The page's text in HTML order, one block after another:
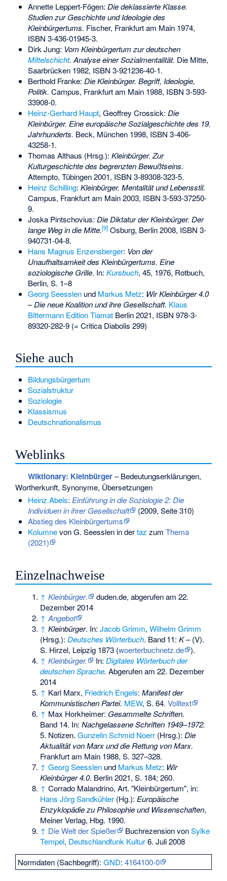
Annette Leppert-Fögen: Die deklassierte Klasse.
Studien zur Geschichte und Ideologie des
Kleinbürgertums. Fischer, Frankfurt am Main 1974,
ISBN 3-436-01945-3.
Dirk Jung: Vom Kleinbürgertum zur deutschen
Mittelschicht. Analyse einer Sozialmentalität. Die Mitte,
Saarbrücken 1982, ISBN 3-921236-40-1.
Berthold Franke: Die Kleinbürger. Begriff, Ideologie,
Politik. Campus, Frankfurt am Main 1988, ISBN 3-593-
33908-0.
Heinz-Gerhard Haupt, Geoffrey Crossick: Die
Kleinbürger. Eine europäische Sozialgeschichte des 19.
Jahrhunderts. Beck, München 1998, ISBN 3-406-
43258-1.
Thomas Althaus (Hrsg.): Kleinbürger. Zur
Kulturgeschichte des begrenzten Bewußtseins.
Attempto, Tübingen 2001, ISBN 3-89308-323-5.
Heinz Schilling: Kleinbürger. Mentalität und Lebensstil.
Campus, Frankfurt am Main 2003, ISBN 3-593-37250-
9.
Joska Pintschovius: Die Diktatur der Kleinbürger. Der
lange Weg in die Mitte.[9]Osburg, Berlin 2008, ISBN 3-
940731-04-8.
Hans Magnus Enzensberger: Von der
Unaufhaltsamkeit des Kleinbürgertums. Eine
soziologische Grille. In: Kursbuch, 45, 1976, Rotbuch,
Berlin, S. 1–8
Georg Seesslenund Markus Metz: Wir Kleinbürger 4.0
–Die neue Koalition und ihre Gesellschaft. Klaus
Bittermann Edition TiamatBerlin 2021, ISBN 978-3-
89320-282-9(= Critica Diabolis 299)
Siehe auch
Bildungsbürgertum
Sozialstruktur
Soziologie
Klassismus
Deutschnationalismus
Weblinks
Wiktionary: Kleinbürger– Bedeutungserklärungen,
Wortherkunft, Synonyme, Übersetzungen
Heinz Abels: Einführung in die Soziologie 2: Die
Individuen in ihrer Gesellschaft
(2009, Seite 310)
Abstieg des Kleinbürgertums
Kolumnevon G. Seesslen in dertaz zum Thema
(2021)
Einzelnachweise
↑ Kleinbürger.
duden.de, abgerufen am 22.
Dezember 2014
↑ Angebot
↑ Kleinbürger. In:Jacob Grimm,Wilhelm Grimm
(Hrsg.):Deutsches Wörterbuch. Band11:K– (V).
S. Hirzel, Leipzig 1873 (woerterbuchnetz.de
).
↑ Kleinbürger. In:Digitales Wörterbuch der
deutschen Sprache. Abgerufen am 22. Dezember
2014
↑ Karl Marx, Friedrich Engels:Manifest der
Kommunistischen Partei. MEW, S. 64.Volltext
↑ Max Horkheimer: Gesammelte Schriften.
Band 14. In:Nachgelassene Schriften 1949–1972.
5. Notizen.Gunzelin Schmid Noerr (Hrsg.):Die
Aktualität von Marx und die Rettung von Marx.
Frankfurt am Main 1988, S. 327–328.
↑ Georg Seesslen und Markus Metz: Wir
Kleinbürger 4.0. Berlin 2021, S. 184; 260.
↑ Corrado Malandrino, Art. "Kleinbürgertum", in:
Hans Jörg Sandkühler (Hg.): Europäische
Enzyklopädie zu Philosophie und Wissenschaften,
Meiner Verlag, Hbg. 1990.
↑ Die Welt der Spießer Buchrezension vonSylke
Tempel, Deutschlandfunk Kultur6. Juli 2008
Normdaten (Sachbegriff):GND:4164100-0